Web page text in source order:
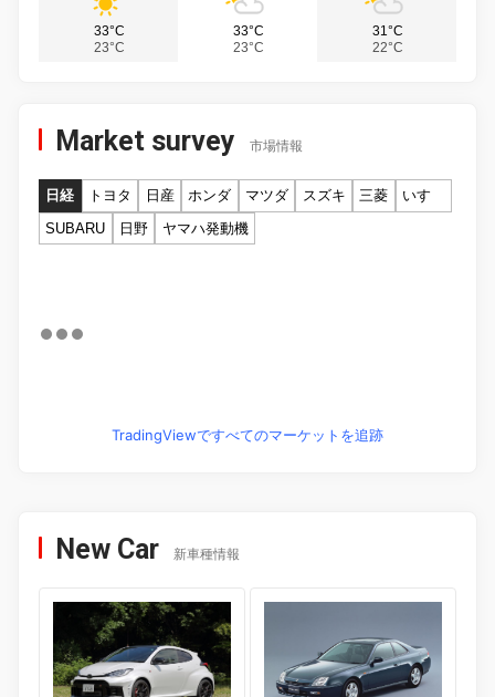
33°C
23°C
33°C
23°C
31°C
22°C
Market survey 市場情報
日経 トヨタ 日産 ホンダ マツダ スズキ 三菱
いすゞ
SUBARU
日野 ヤマハ発動機
TradingViewですべてのマーケットを追跡
New Car 新車種情報